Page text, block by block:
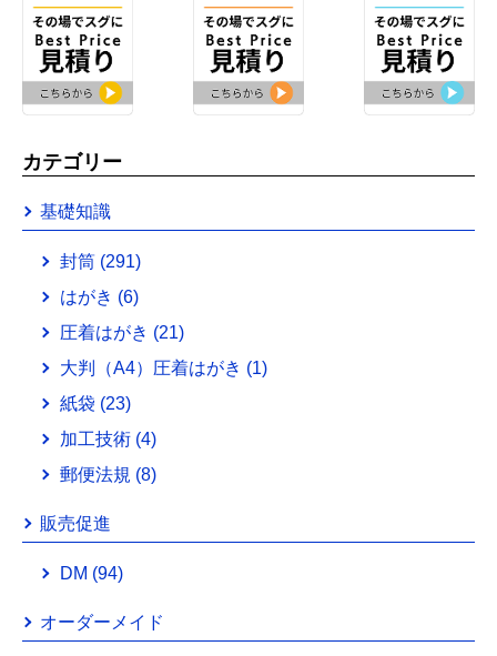
カテゴリー
基礎知識
封筒 (291)
はがき (6)
圧着はがき (21)
大判（A4）圧着はがき (1)
紙袋 (23)
加工技術 (4)
郵便法規 (8)
販売促進
DM (94)
オーダーメイド